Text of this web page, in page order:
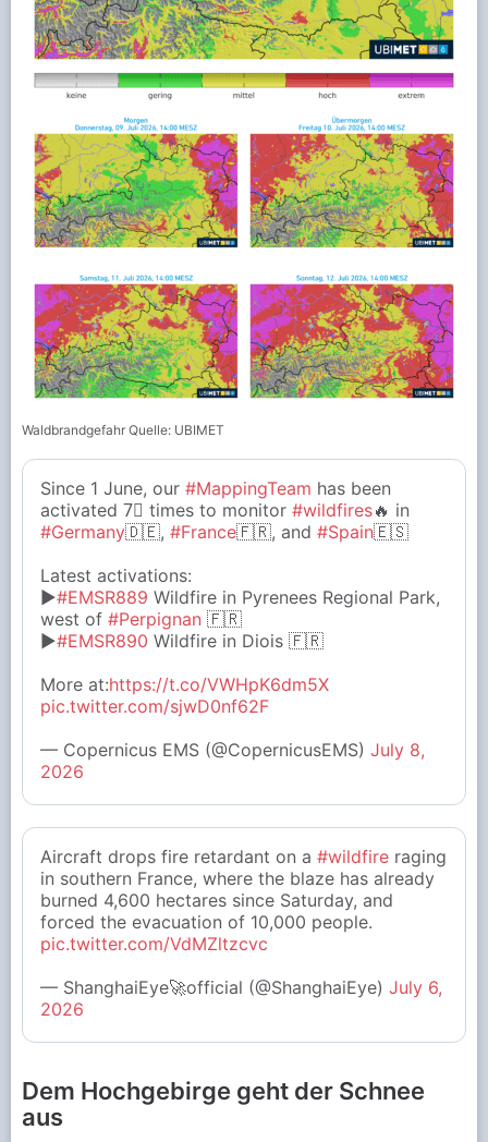
Waldbrandgefahr Quelle: UBIMET
Since 1 June, our #MappingTeam has been
activated 7⃣ times to monitor #wildfires🔥 in
#Germany🇩🇪, #France🇫🇷, and #Spain🇪🇸
Latest activations:
▶️#EMSR889 Wildfire in Pyrenees Regional Park,
west of #Perpignan 🇫🇷
▶️#EMSR890 Wildfire in Diois 🇫🇷
More at:https://t.co/VWHpK6dm5X
pic.twitter.com/sjwD0nf62F
— Copernicus EMS (@CopernicusEMS) July 8,
2026
Aircraft drops fire retardant on a #wildfire raging
in southern France, where the blaze has already
burned 4,600 hectares since Saturday, and
forced the evacuation of 10,000 people.
pic.twitter.com/VdMZltzcvc
— ShanghaiEye🚀official (@ShanghaiEye) July 6,
2026
Dem Hochgebirge geht der Schnee
aus